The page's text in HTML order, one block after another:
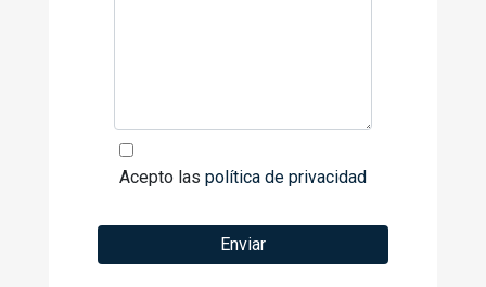
Acepto las política de privacidad
Enviar